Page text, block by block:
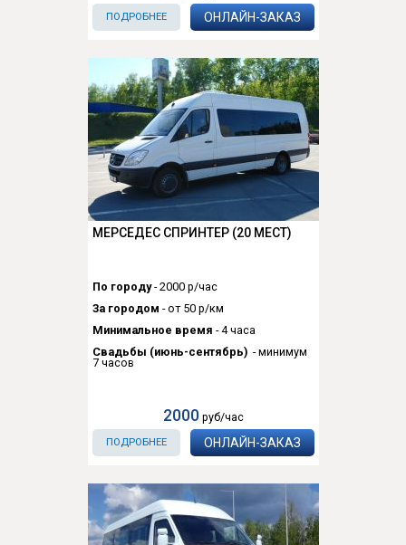
ПОДРОБНЕЕ ОНЛАЙН-ЗАКАЗ
МЕРСЕДЕС СПРИНТЕР (20 МЕСТ)
По городу- 2000 р/час
За городом - от 50 р/км
Минимальное время - 4 часа
Свадьбы (июнь-сентябрь)- минимум
7 часов
2000 руб/час
ПОДРОБНЕЕ ОНЛАЙН-ЗАКАЗ